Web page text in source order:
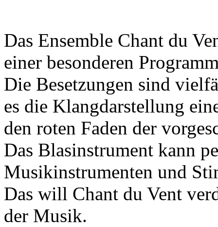
Das Ensemble Chant du
einer besonderen
Die Besetzungen sind
es die Klangdarstellung
den roten Faden der
Das Blasinstrument kann
Musikinstrumenten und
Das will Chant du Vent
der Musik.